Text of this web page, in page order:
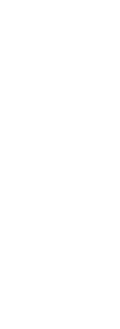
and follow